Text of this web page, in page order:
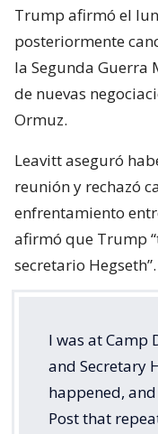
Trump afirmó el
posteriormente
la Segunda Guerra
de nuevas
Ormuz.
Leavitt aseguró
reunión y rechazó
enfrentamiento
afirmó que Trump
secretario Hegseth”.
I was at Camp
and Secretary
happened,
Post that